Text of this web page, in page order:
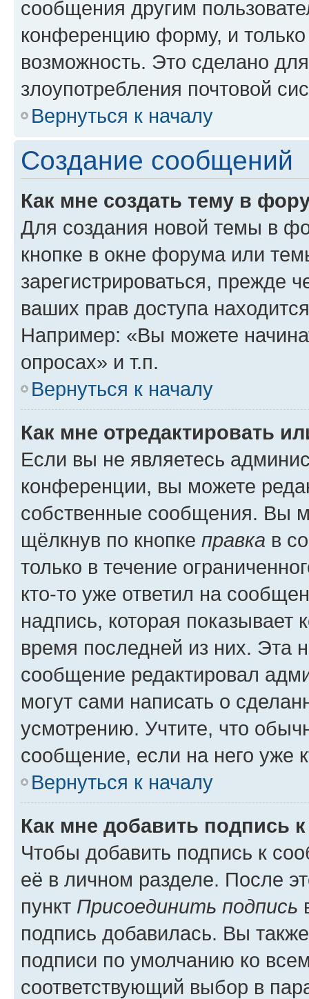
сообщения другим
конференцию форму, и
возможность. Это сделано
злоупотребления почтовой
Вернуться к началу
Создание сообщений
Как мне создать тему в
Для создания новой темы в
кнопке в окне форума или
зарегистрироваться, прежде
ваших прав доступа
Например: «Вы можете
опросах» и т.п.
Вернуться к началу
Как мне отредактировать
Если вы не являетесь
конференции, вы можете
собственные сообщения. Вы
щёлкнув по кнопке правка в
только в течение
кто-то уже ответил на
надпись, которая показывает
время последней из них. Эта
сообщение редактировал
могут сами написать о
усмотрению. Учтите, что
сообщение, если на него уже
Вернуться к началу
Как мне добавить подпись
Чтобы добавить подпись к
её в личном разделе. После
пункт Присоединить подпись
подпись добавилась. Вы
подписи по умолчанию ко
соответствующий выбор в